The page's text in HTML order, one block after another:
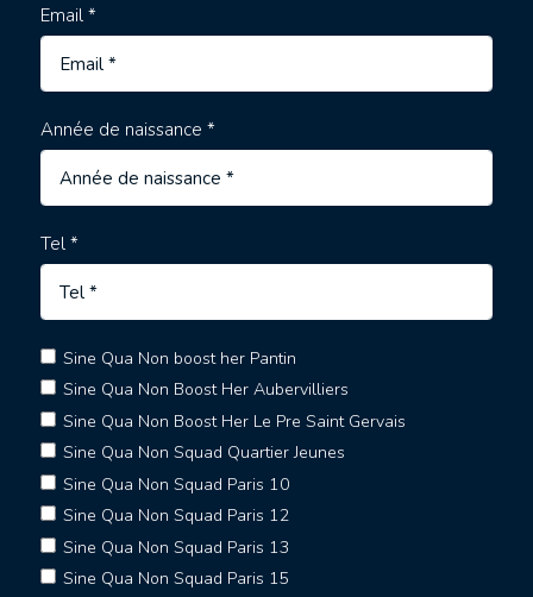
Email *
Année de naissance *
Tel *
Sine Qua Non boost her Pantin
Sine Qua Non Boost Her Aubervilliers
Sine Qua Non Boost Her Le Pre Saint Gervais
Sine Qua Non Squad Quartier Jeunes
Sine Qua Non Squad Paris 10
Sine Qua Non Squad Paris 12
Sine Qua Non Squad Paris 13
Sine Qua Non Squad Paris 15